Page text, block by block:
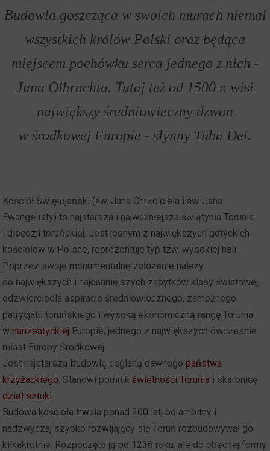
Budowla goszcząca w swoich murach niemal
wszystkich królów Polski oraz będąca
miejscem pochówku serca jednego z nich -
Jana Olbrachta. Tutaj też od 1500 r. wisi
największy średniowieczny dzwon
w środkowej Europie - słynny Tuba Dei.
Kościół Świętojański (św. Jana Chrzciciela i św. Jana
Ewangelisty) to najstarsza i najważniejsza świątynia Torunia
i diecezji toruńskiej. Jest jednym z największych gotyckich
kościołów w Polsce, reprezentuje typ tzw. wysokiej hali.
Poprzez swoje monumentalne założenie należy
do największych i najcenniejszych zabytków klasy światowej,
odzwierciedla aspiracje średniowiecznego, zamożnego
patrycjatu toruńskiego i wysoką ekonomiczną rangę Torunia
w hanzeatyckiej Europie, jednego z największych ówczesnie
miast Europy Środkowej.
Jest najstarszą budowlą ceglaną dawnego państwa
krzyżackiego . Stanowi pomnik świetności Torunia i skarbnicę
dzieł sztuki
Budowa kościoła trwała ponad 200 lat, bo ambitny i
nadzwyczaj szybko rozwijający się Toruń rozbudowywał go
kilkakrotnie. Rozpoczęto ją po 1236 roku, ale do obecnej formy